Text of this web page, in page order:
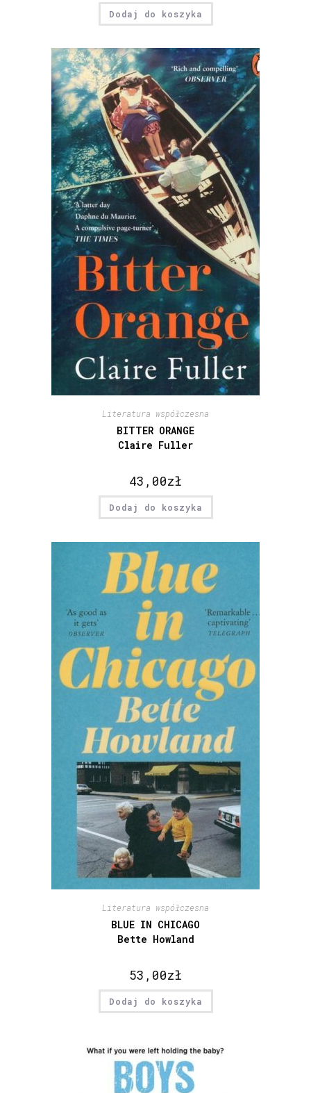
Dodaj do koszyka
Literatura współczesna
BITTER ORANGE
Claire Fuller
43,00zł
Dodaj do koszyka
Literatura współczesna
BLUE IN CHICAGO
Bette Howland
53,00zł
Dodaj do koszyka